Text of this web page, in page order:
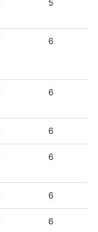
5
6
6
6
6
6
6